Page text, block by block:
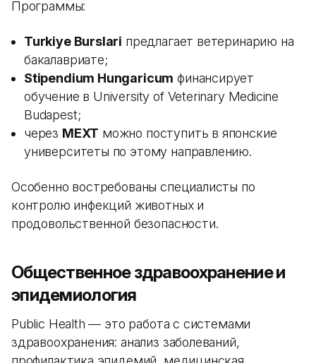
Программы:
Turkiye Burslari предлагает ветеринарию на
бакалавриате;
Stipendium Hungaricum финансирует
обучение в University of Veterinary Medicine
Budapest;
через MEXT можно поступить в японские
университеты по этому направлению.
Особенно востребованы специалисты по
контролю инфекций животных и
продовольственной безопасности.
Общественное здравоохранение и
эпидемиология
Public Health — это работа с системами
здравоохранения: анализ заболеваний,